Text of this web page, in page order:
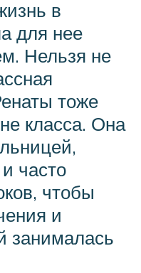
в
для нее
Нельзя не
тоже
класса. Она
часто
чтобы
и
занималась